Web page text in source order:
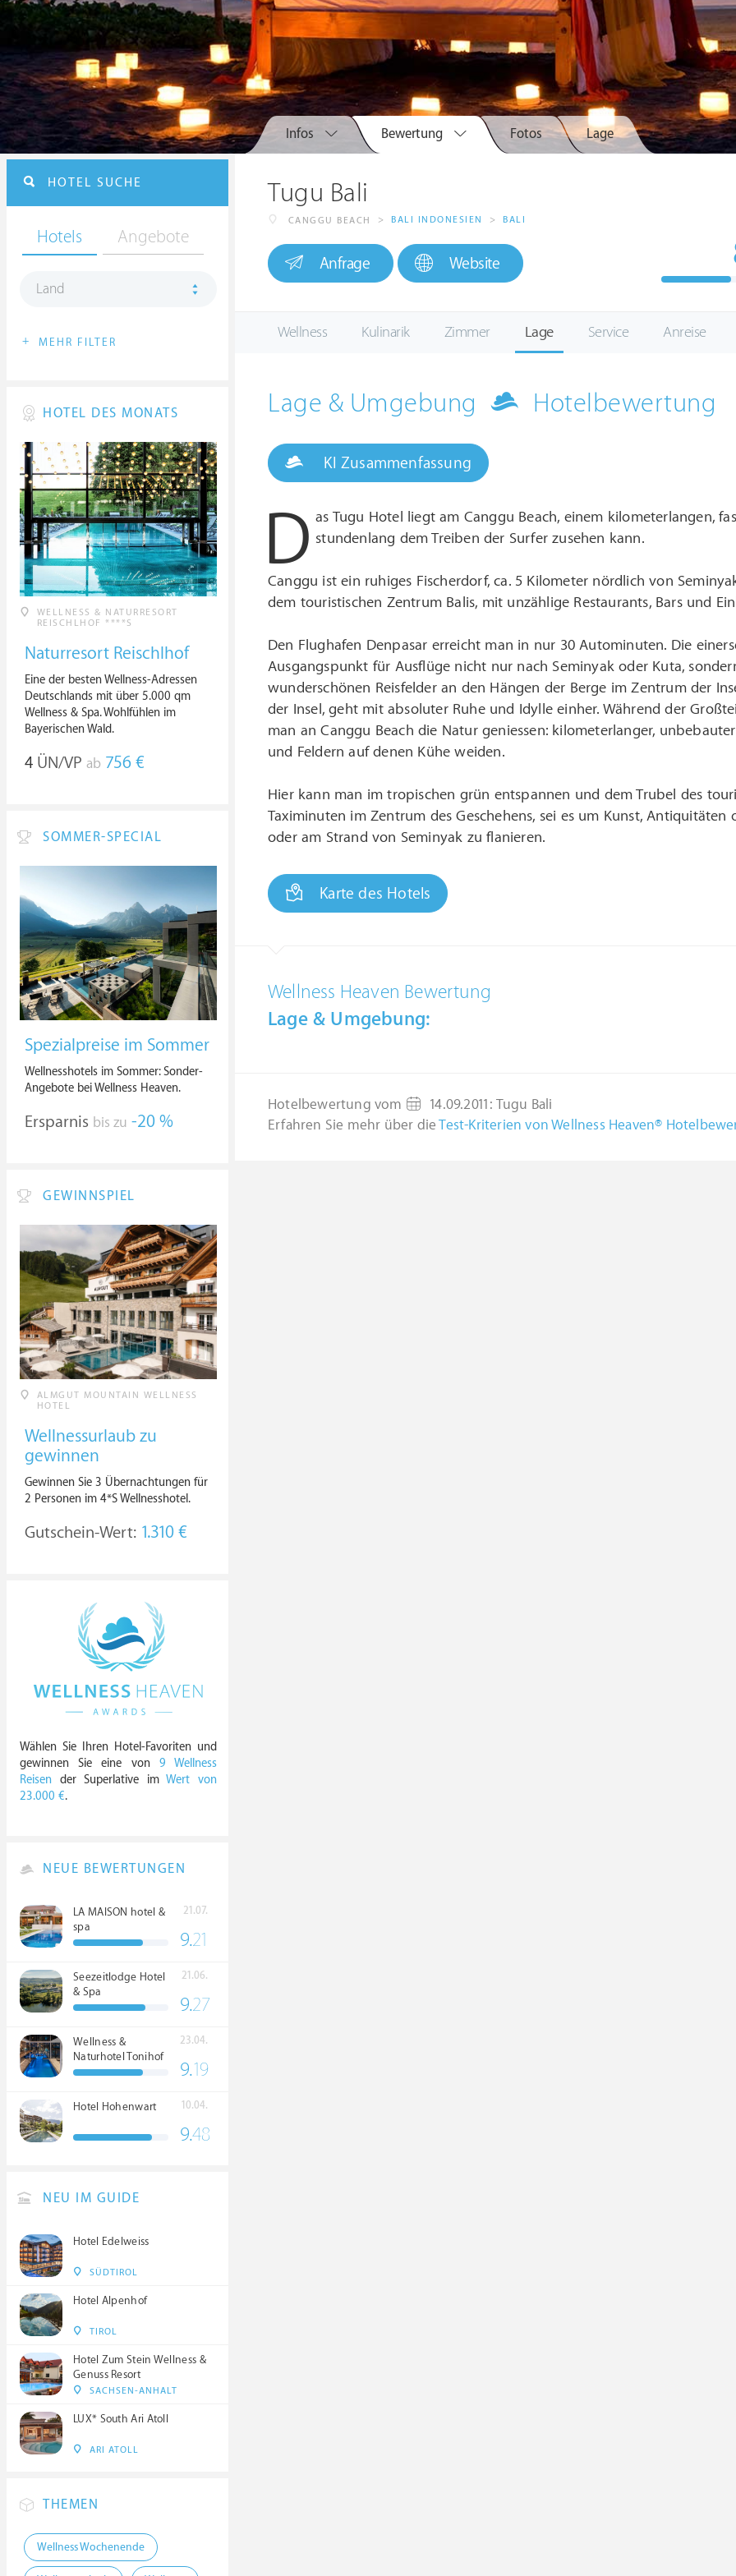
Infos Bewertung Fotos Lage
Tugu Bali
CANGGU BEACH > BALI INDONESIEN > BALI
Anfrage Website
Wellness Kulinarik Zimmer Lage Service Anreise
Lage & Umgebung Hotelbewertung
KI Zusammenfassung
D as Tugu Hotel liegt am Canggu Beach, einem kilometerlangen,
stundenlang dem Treiben der Surfer zusehen kann.
Canggu ist ein ruhiges Fischerdorf, ca. 5 Kilometer nördlich von
dem touristischen Zentrum Balis, mit unzählige Restaurants, Bars und
Den Flughafen Denpasar erreicht man in nur 30 Autominuten. Die
Ausgangspunkt für Ausflüge nicht nur nach Seminyak oder Kuta,
wunderschönen Reisfelder an den Hängen der Berge im Zentrum der
der Insel, geht mit absoluter Ruhe und Idylle einher. Während der
man an Canggu Beach die Natur geniessen: kilometerlanger,
und Feldern auf denen Kühe weiden.
Hier kann man im tropischen grün entspannen und dem Trubel des
Taximinuten im Zentrum des Geschehens, sei es um Kunst,
oder am Strand von Seminyak zu flanieren.
Karte des Hotels
Wellness Heaven Bewertung
Lage & Umgebung:
Hotelbewertung vom 14.09.2011 : Tugu Bali
Erfahren Sie mehr über dieTest-Kriterien von Wellness Heaven®
HOTEL SUCHE
Hotels Angebote
Land
+ MEHR FILTER
HOTEL DES MONATS
WELLNESS & NATURRESORT
REISCHLHOF ****S
Naturresort Reischlhof
Eine der besten Wellness-Adressen
Deutschlands mit über 5.000 qm
Wellness & Spa. Wohlfühlen im
Bayerischen Wald.
4 ÜN/VP ab 756 €
SOMMER-SPECIAL
Spezialpreise im Sommer
Wellnesshotels im Sommer: Sonder-
Angebote bei Wellness Heaven.
Ersparnis bis zu -20 %
GEWINNSPIEL
ALMGUT MOUNTAIN WELLNESS
HOTEL
Wellnessurlaub zu
gewinnen
Gewinnen Sie 3 Übernachtungen für
2 Personen im 4*S Wellnesshotel.
Gutschein-Wert: 1.310 €
Wählen Sie Ihren Hotel-Favoriten und
gewinnen Sie eine von 9 Wellness
Reisen der Superlative imWert von
23.000 €.
NEUE BEWERTUNGEN
LA MAISON hotel &
spa
21.07.
9.21
Seezeitlodge Hotel
& Spa
21.06.
9.27
Wellness &
Naturhotel Tonihof
****S
23.04.
9.19
Hotel Hohenwart 10.04.
9.48
NEU IM GUIDE
Hotel Edelweiss
SÜDTIROL
Hotel Alpenhof
TIROL
Hotel Zum Stein Wellness &
Genuss Resort
SACHSEN-ANHALT
LUX* South Ari Atoll
ARI ATOLL
THEMEN
Wellness Wochenende